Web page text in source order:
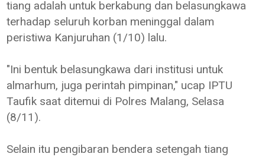
tiang adalah untuk berkabung dan belasungkawa
terhadap seluruh korban meninggal dalam
peristiwa Kanjuruhan (1/10) lalu.
"Ini bentuk belasungkawa dari institusi untuk
almarhum, juga perintah pimpinan," ucap IPTU
Taufik saat ditemui di Polres Malang, Selasa
(8/11).
Selain itu pengibaran bendera setengah tiang